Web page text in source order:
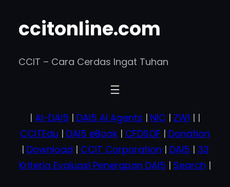
ccitonline.com
CCIT – Cara Cerdas Ingat Tuhan
| AI-DAI5 | DAI5 AI Agents | NIC | ZWI | |
CCITEdu | DAI5 eBook | CFDSOF | Donation
| Download | CCIT Corporation | DAI5 | 33
Kriteria Evaluasi Penerapan DAI5 | Search |